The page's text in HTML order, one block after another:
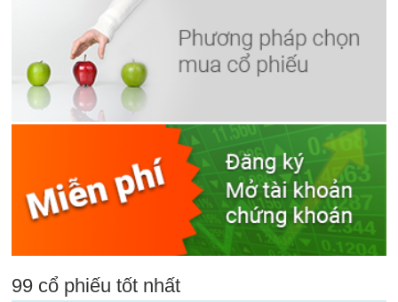
99 cổ phiếu tốt nhất